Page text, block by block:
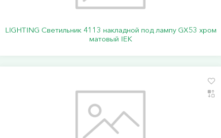
LIGHTING Светильник 4113 накладной под лампу GX53 хром
матовый IEK